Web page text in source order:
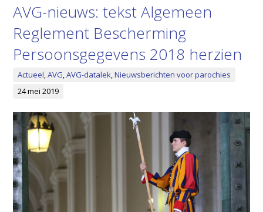
AVG-nieuws: tekst Algemeen
Reglement Bescherming
Persoonsgegevens 2018 herzien
Actueel,AVG,AVG-datalek,Nieuwsberichten voor parochies
24 mei 2019